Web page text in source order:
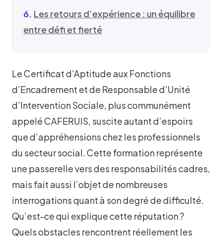
Les retours d’expérience : un équilibre
entre défi et fierté
Le Certificat d’Aptitude aux Fonctions
d’Encadrement et de Responsable d’Unité
d’Intervention Sociale, plus communément
appelé CAFERUIS, suscite autant d’espoirs
que d’appréhensions chez les professionnels
du secteur social. Cette formation représente
une passerelle vers des responsabilités cadres,
mais fait aussi l’objet de nombreuses
interrogations quant à son degré de difficulté.
Qu’est-ce qui explique cette réputation ?
Quels obstacles rencontrent réellement les